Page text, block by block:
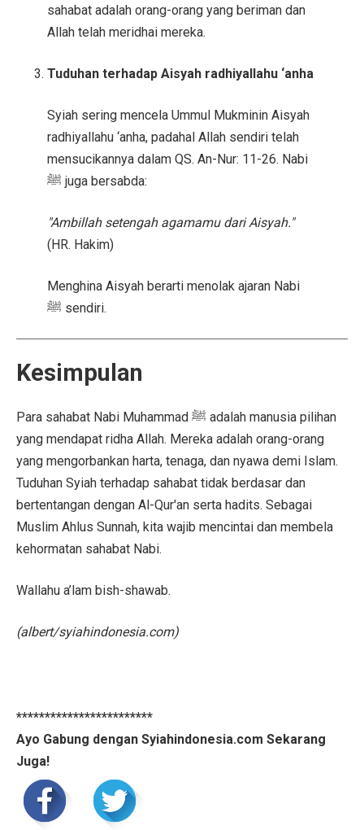
sahabat adalah orang-orang yang beriman dan
Allah telah meridhai mereka.
Tuduhan terhadap Aisyah radhiyallahu ‘anha
Syiah sering mencela Ummul Mukminin Aisyah
radhiyallahu ‘anha, padahal Allah sendiri telah
mensucikannya dalam QS. An-Nur: 11-26. Nabi
ﷺ juga bersabda:
"Ambillah setengah agamamu dari Aisyah."
(HR. Hakim)
Menghina Aisyah berarti menolak ajaran Nabi
ﷺ sendiri.
Kesimpulan
Para sahabat Nabi Muhammad ﷺ adalah manusia pilihan
yang mendapat ridha Allah. Mereka adalah orang-orang
yang mengorbankan harta, tenaga, dan nyawa demi Islam.
Tuduhan Syiah terhadap sahabat tidak berdasar dan
bertentangan dengan Al-Qur'an serta hadits. Sebagai
Muslim Ahlus Sunnah, kita wajib mencintai dan membela
kehormatan sahabat Nabi.
Wallahu a’lam bish-shawab.
(albert/syiahindonesia.com)
************************
Ayo Gabung dengan Syiahindonesia.com Sekarang
Juga!